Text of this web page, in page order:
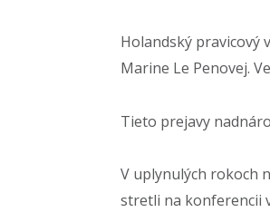
Holandský pravicový
Marine Le Penovej.
Tieto prejavy
V uplynulých rokoch
stretli na konferencii